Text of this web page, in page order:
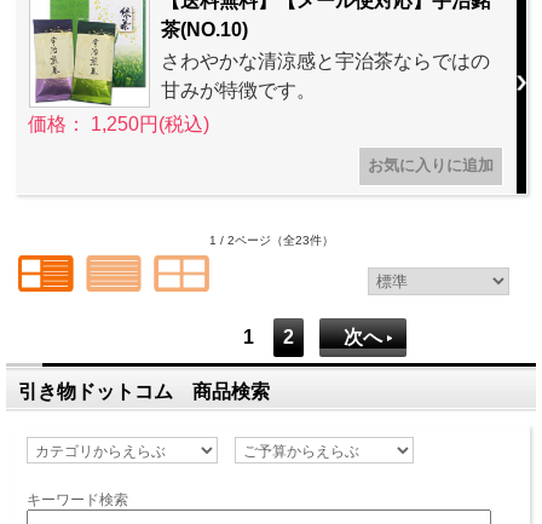
茶(NO.10)
さわやかな清涼感と宇治茶ならではの
甘みが特徴です。
価格： 1,250円(税込)
1 / 2ページ （全23件）
1 2 次へ
引き物ドットコム 商品検索
キーワード検索